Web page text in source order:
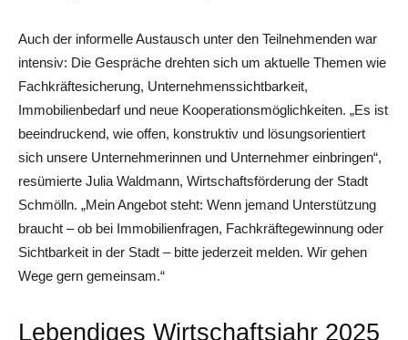
Auch der informelle Austausch unter den Teilnehmenden war
intensiv: Die Gespräche drehten sich um aktuelle Themen wie
Fachkräftesicherung, Unternehmenssichtbarkeit,
Immobilienbedarf und neue Kooperationsmöglichkeiten. „Es ist
beeindruckend, wie offen, konstruktiv und lösungsorientiert
sich unsere Unternehmerinnen und Unternehmer einbringen“,
resümierte Julia Waldmann, Wirtschaftsförderung der Stadt
Schmölln. „Mein Angebot steht: Wenn jemand Unterstützung
braucht – ob bei Immobilienfragen, Fachkräftegewinnung oder
Sichtbarkeit in der Stadt – bitte jederzeit melden. Wir gehen
Wege gern gemeinsam.“
Lebendiges Wirtschaftsjahr 2025